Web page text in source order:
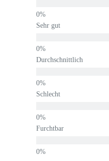
Sehr gut
Durchschnittlich
Schlecht
Furchtbar